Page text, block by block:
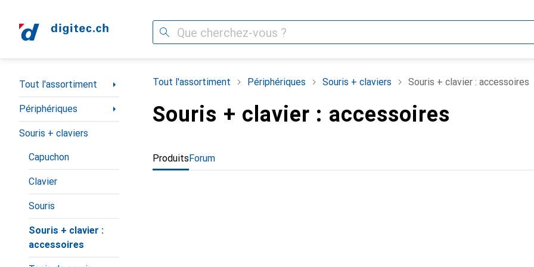
Recherche
Navigation par catégorie
Tout l'assortiment
Périphériques
Souris + claviers
Capuchon
Clavier
Souris
Souris + clavier :
accessoires
Tout l'assortiment Périphériques Souris + claviers Souris + clavier : accessoires
Souris + clavier : accessoires
ProduitsForum